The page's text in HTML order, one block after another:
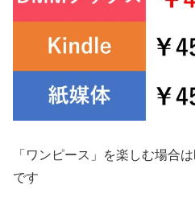
「ワンピース」を楽しむ場合は
です